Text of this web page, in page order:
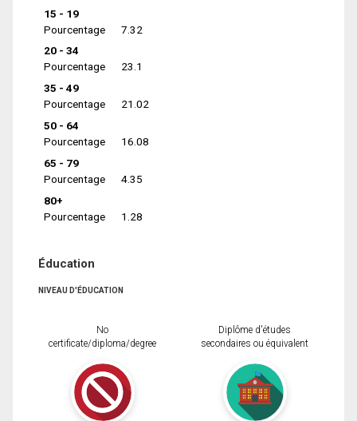
15 - 19
Pourcentage
7.32
20 - 34
Pourcentage
23.1
35 - 49
Pourcentage
21.02
50 - 64
Pourcentage
16.08
65 - 79
Pourcentage
4.35
80+
Pourcentage
1.28
Éducation
NIVEAU D'ÉDUCATION
No
certificate/diploma/degree
Diplôme d'études
secondaires ou équivalent